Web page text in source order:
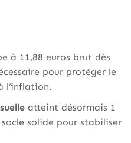
à 11,88 euros brut dès
pour protéger le
l’inflation.
atteint désormais 1
solide pour stabiliser